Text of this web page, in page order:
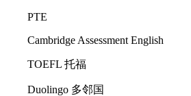
PTE
Cambridge Assessment English
TOEFL 托福
Duolingo 多邻国